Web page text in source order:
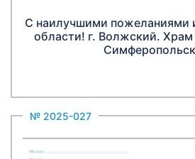
С наилучшими пожеланиями
области! г. Волжский. Храм
№ 2025-027